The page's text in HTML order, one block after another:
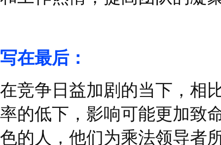
人入胜的工作加入到团
性，更能为团队解决问